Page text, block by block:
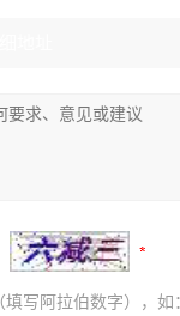
写阿拉伯数字），如